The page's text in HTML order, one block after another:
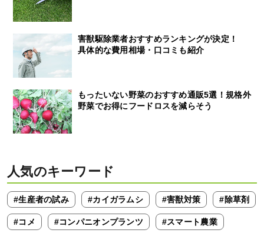
害獣駆除業者おすすめランキングが決定！
具体的な費用相場・口コミも紹介
もったいない野菜のおすすめ通販5選！規格外
野菜でお得にフードロスを減らそう
人気のキーワード
#生産者の試み #カイガラムシ #害獣対策 #除草剤
#コメ #コンパニオンプランツ #スマート農業